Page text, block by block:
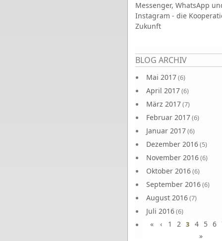
Messenger, WhatsApp
Instagram - die
Zukunft
BLOG ARCHIV
Mai 2017(6)
April 2017(6)
März 2017(7)
Februar 2017(6)
Januar 2017(6)
Dezember 2016(5)
November 2016(6)
Oktober 2016(6)
September 2016(6)
August 2016(7)
Juli 2016(6)
Juni 2016(7)
Seiten
« ‹ 1 2 3 4 5 6
»